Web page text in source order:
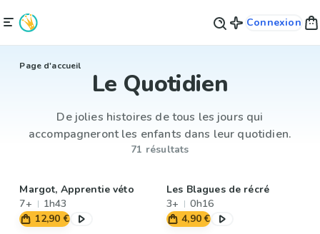
Connexion
Page d'accueil
Le Quotidien
De jolies histoires de tous les jours qui
accompagneront les enfants dans leur quotidien.
71 résultats
Margot, Apprentie véto
7+
1h43
12,90 €
Les Blagues de récré
3+
0h16
4,90 €